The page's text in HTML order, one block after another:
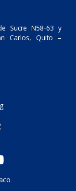
Sucre N58-63 y
Carlos, Quito –